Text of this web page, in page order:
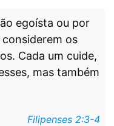
egoísta ou por
os
Cada um cuide,
mas também
Filipenses 2:3-4